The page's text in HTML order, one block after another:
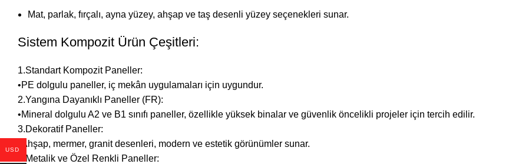
Mat, parlak, fırçalı, ayna yüzey, ahşap ve taş desenli yüzey seçenekleri sunar.
Sistem Kompozit Ürün Çeşitleri:
1.Standart Kompozit Paneller:
•PE dolgulu paneller, iç mekân uygulamaları için uygundur.
2.Yangına Dayanıklı Paneller (FR):
•Mineral dolgulu A2 ve B1 sınıfı paneller, özellikle yüksek binalar ve güvenlik öncelikli projeler için tercih edilir.
3.Dekoratif Paneller:
•Ahşap, mermer, granit desenleri, modern ve estetik görünümler sunar.
4.Metalik ve Özel Renkli Paneller:
USD